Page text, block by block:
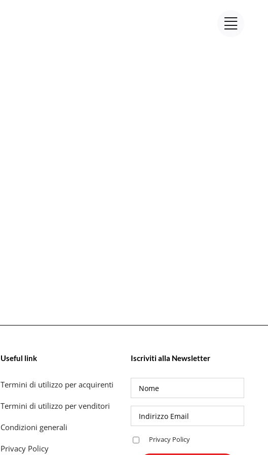
Useful link
Termini di utilizzo per acquirenti
Termini di utilizzo per venditori
Condizioni generali
Privacy Policy
Iscriviti alla Newsletter
Privacy Policy